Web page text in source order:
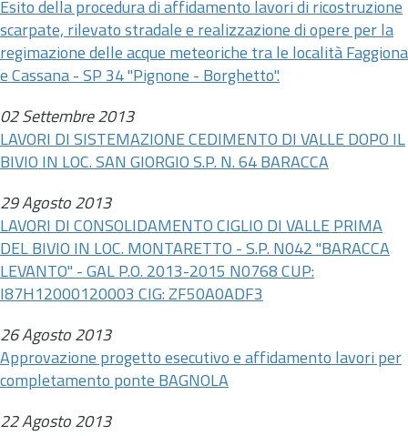
Esito della procedura di affidamento lavori di ricostruzione
scarpate, rilevato stradale e realizzazione di opere per la
regimazione delle acque meteoriche tra le località Faggiona
e Cassana - SP 34 "Pignone - Borghetto".
02 Settembre 2013
LAVORI DI SISTEMAZIONE CEDIMENTO DI VALLE DOPO IL
BIVIO IN LOC. SAN GIORGIO S.P. N. 64 BARACCA
29 Agosto 2013
LAVORI DI CONSOLIDAMENTO CIGLIO DI VALLE PRIMA
DEL BIVIO IN LOC. MONTARETTO - S.P. N042 "BARACCA
LEVANTO" - GAL P.O. 2013-2015 N0768 CUP:
I87H12000120003 CIG: ZF50A0ADF3
26 Agosto 2013
Approvazione progetto esecutivo e affidamento lavori per
completamento ponte BAGNOLA
22 Agosto 2013